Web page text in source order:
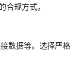
合规方式。
数据等。选择严格